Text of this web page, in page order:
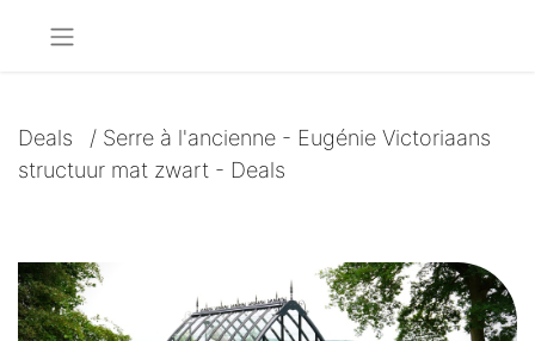
Deals / Serre à l'ancienne - Eugénie Victoriaans
structuur mat zwart - Deals